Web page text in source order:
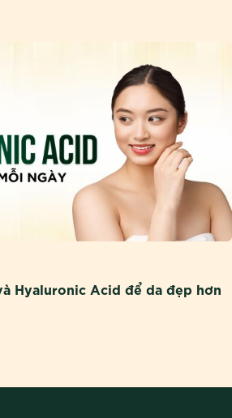
Hyaluronic Acid để da đẹp hơn